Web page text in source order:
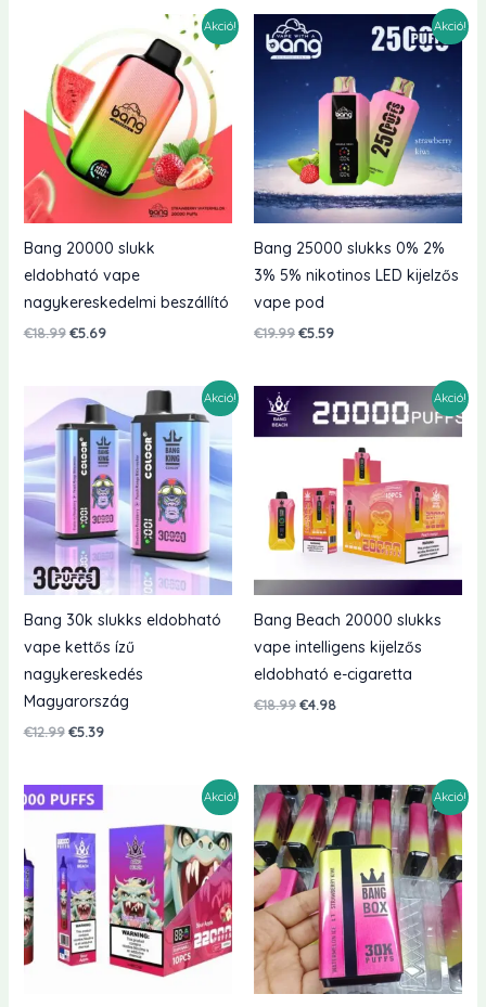
Akció!
Bang 20000 slukk
eldobható vape
nagykereskedelmi beszállító
€18.99 Eredeti
€5.69Jelenlegi
Akció!
Bang 25000 slukks 0% 2%
3% 5% nikotinos LED kijelzős
vape pod
€19.99Eredeti
€5.59Jelenlegi
Akció!
Bang 30k slukks eldobható
vape kettős ízű
nagykereskedés
Magyarország
€12.99 Eredeti
€5.39Jelenlegi
Akció!
Bang Beach 20000 slukks
vape intelligens kijelzős
eldobható e-cigaretta
€18.99Eredeti
€4.98Jelenlegi
Akció! Akció!